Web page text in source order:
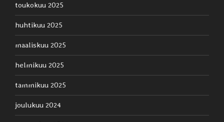
toukokuu 2025
huhtikuu 2025
maaliskuu 2025
helmikuu 2025
tammikuu 2025
joulukuu 2024